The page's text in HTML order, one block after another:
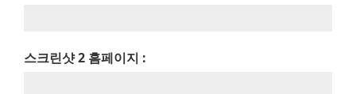
스크린샷 2 홈페이지 :